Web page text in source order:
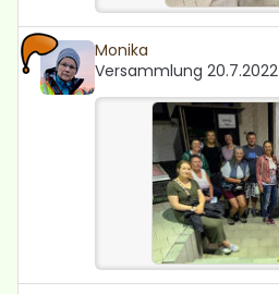
Monika
Versammlung 20.7.2022